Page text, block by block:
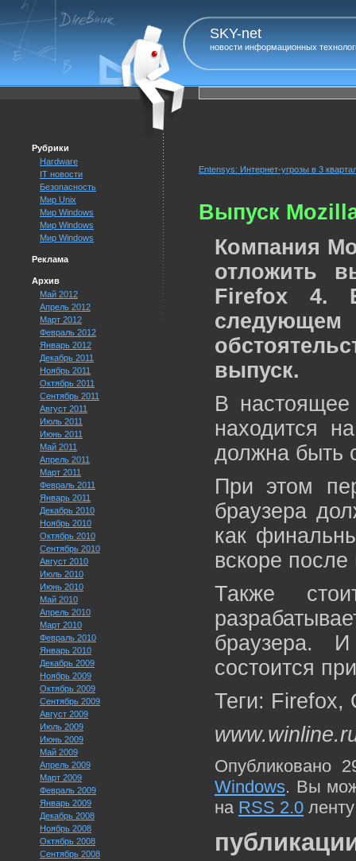
SKY-net
новости информационных
Рубрики
Hardware
IT новости
Безопасность
Мир Unix
Мир Windows
Мир Windows
Мир Windows
Реклама
Архив
Май 2012
Апрель 2012
Март 2012
Февраль 2012
Январь 2012
Декабрь 2011
Ноябрь 2011
Октябрь 2011
Сентябрь 2011
Август 2011
Июль 2011
Июнь 2011
Май 2011
Апрель 2011
Март 2011
Февраль 2011
Январь 2011
Декабрь 2010
Ноябрь 2010
Октябрь 2010
Сентябрь 2010
Август 2010
Июль 2010
Июнь 2010
Май 2010
Апрель 2010
Март 2010
Февраль 2010
Январь 2010
Декабрь 2009
Ноябрь 2009
Октябрь 2009
Сентябрь 2009
Август 2009
Июль 2009
Июнь 2009
Май 2009
Апрель 2009
Март 2009
Февраль 2009
Январь 2009
Декабрь 2008
Ноябрь 2008
Октябрь 2008
Сентябрь 2008
Entensys: Интернет-угрозы в 3
Выпуск
Компания
отложить
Firefox 4.
выпуск.
В
находится
должна быть
При этом
браузера
как
вскоре
Также
браузера.
состоится
Теги: Firefox,
Опубликовано
Windows. Вы
на RSS 2.0